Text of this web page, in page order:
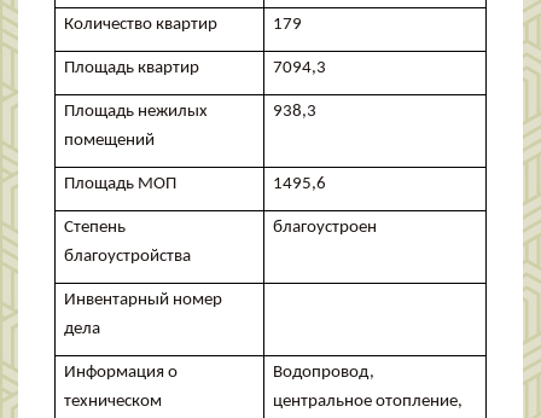
Количество квартир 179
Площадь квартир 7094,3
Площадь нежилых
помещений
938,3
Площадь МОП 1495,6
Степень
благоустройства
благоустроен
Инвентарный номер
дела
Информация о
техническом
Водопровод,
центральное отопление,